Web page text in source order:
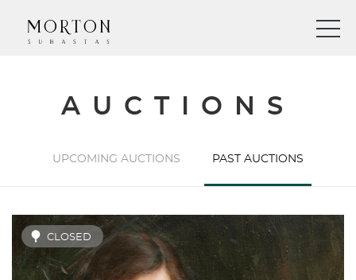
AUCTIONS
UPCOMING AUCTIONS PAST AUCTIONS
CLOSED